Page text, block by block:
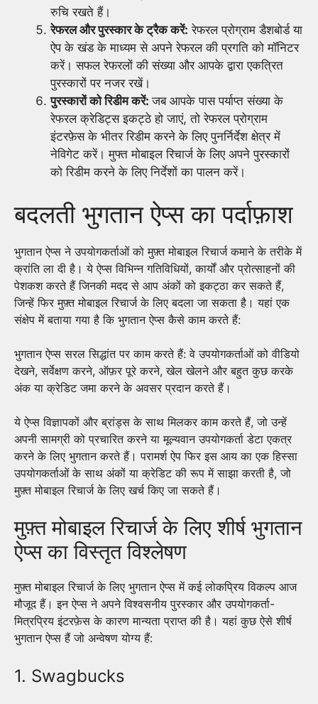
रुचि रखते हैं।
रेफरल और पुरस्कार के ट्रैक करें: रेफरल प्रोग्राम डैशबोर्ड या
ऐप के खंड के माध्यम से अपने रेफरल की प्रगति को मॉनिटर
करें। सफल रेफरलों की संख्या और आपके द्वारा एकत्रित
पुरस्कारों पर नजर रखें।
पुरस्कारों को रिडीम करें:जब आपके पास पर्याप्त संख्या के
रेफरल क्रेडिट्स इकट्ठे हो जाएं, तो रेफरल प्रोग्राम
इंटरफ़ेस के भीतर रिडीम करने के लिए पुनर्निर्देश क्षेत्र में
नेविगेट करें। मुफ्त मोबाइल रिचार्ज के लिए अपने पुरस्कारों
को रिडीम करने के लिए निर्देशों का पालन करें।
बदलती भुगतान ऐप्स का पर्दाफ़ाश
भुगतान ऐप्स ने उपयोगकर्ताओं को मुफ़्त मोबाइल रिचार्ज कमाने के तरीके में
क्रांति ला दी है। ये ऐप्स विभिन्न गतिविधियों, कार्यों और प्रोत्साहनों की
पेशकश करते हैं जिनकी मदद से आप अंकों को इकट्ठा कर सकते हैं,
जिन्हें फिर मुफ़्त मोबाइल रिचार्ज के लिए बदला जा सकता है। यहां एक
संक्षेप में बताया गया है कि भुगतान ऐप्स कैसे काम करते हैं:
भुगतान ऐप्स सरल सिद्धांत पर काम करते हैं: वे उपयोगकर्ताओं को वीडियो
देखने, सर्वेक्षण करने, ऑफ़र पूरे करने, खेल खेलने और बहुत कुछ करके
अंक या क्रेडिट जमा करने के अवसर प्रदान करते हैं।
ये ऐप्स विज्ञापकों और ब्रांड्स के साथ मिलकर काम करते हैं, जो उन्हें
अपनी सामग्री को प्रचारित करने या मूल्यवान उपयोगकर्ता डेटा एकत्र
करने के लिए भुगतान करते हैं। परामर्श ऐप फिर इस आय का एक हिस्सा
उपयोगकर्ताओं के साथ अंकों या क्रेडिट की रूप में साझा करती है, जो
मुफ़्त मोबाइल रिचार्ज के लिए खर्च किए जा सकते हैं।
मुफ़्त मोबाइल रिचार्ज के लिए शीर्ष भुगतान
ऐप्स का विस्तृत विश्लेषण
मुफ़्त मोबाइल रिचार्ज के लिए भुगतान ऐप्स में कई लोकप्रिय विकल्प आज
मौजूद हैं। इन ऐप्स ने अपने विश्वसनीय पुरस्कार और उपयोगकर्ता-
मित्रप्रिय इंटरफ़ेस के कारण मान्यता प्राप्त की है। यहां कुछ ऐसे शीर्ष
भुगतान ऐप्स हैं जो अन्वेषण योग्य हैं:
1. Swagbucks